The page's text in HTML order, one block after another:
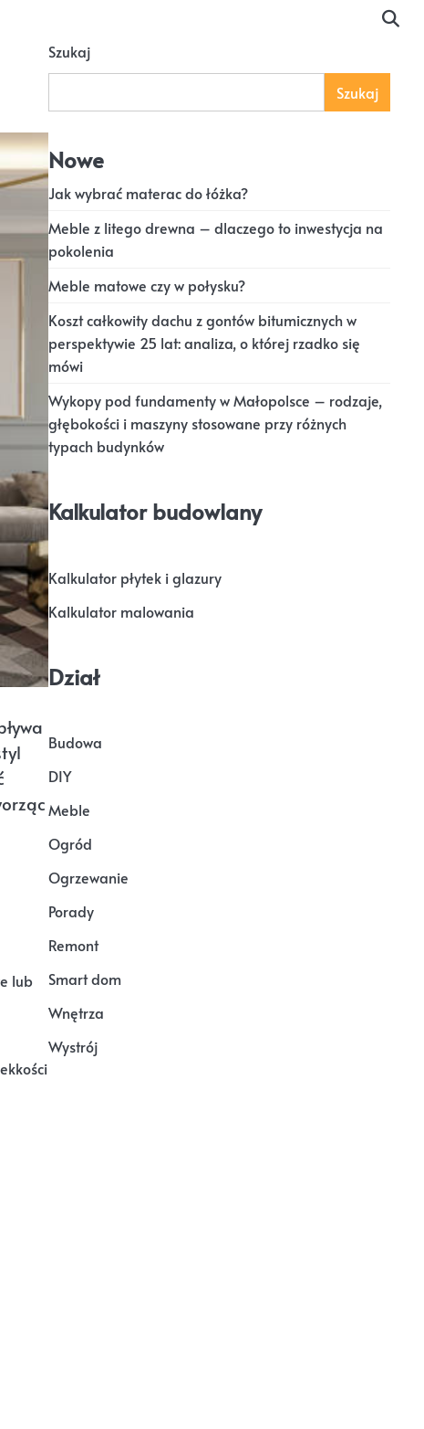
lub
Szukaj
Szukaj
Nowe
Jak wybrać materac do łóżka?
Meble z litego drewna – dlaczego to inwestycja na
pokolenia
Meble matowe czy w połysku?
Koszt całkowity dachu z gontów bitumicznych w
perspektywie 25 lat: analiza, o której rzadko się
mówi
Wykopy pod fundamenty w Małopolsce – rodzaje,
głębokości i maszyny stosowane przy różnych
typach budynków
Kalkulator budowlany
Kalkulator płytek i glazury
Kalkulator malowania
Dział
Budowa
DIY
Meble
Ogród
Ogrzewanie
Porady
Remont
Smart dom
Wnętrza
Wystrój